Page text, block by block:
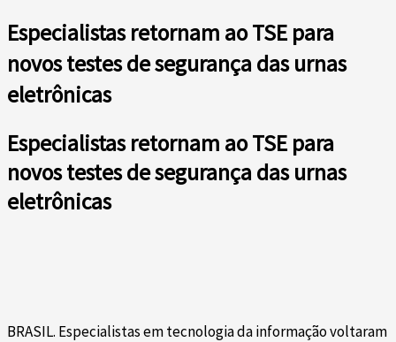
Especialistas retornam ao TSE para
novos testes de segurança das urnas
eletrônicas
Especialistas retornam ao TSE para
novos testes de segurança das urnas
eletrônicas
BRASIL. Especialistas em tecnologia da informação voltaram